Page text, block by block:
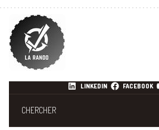
LINKEDIN FACEBOOK